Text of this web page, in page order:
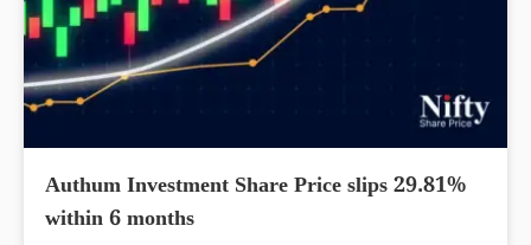
Authum Investment Share Price slips 29.81%
within 6 months